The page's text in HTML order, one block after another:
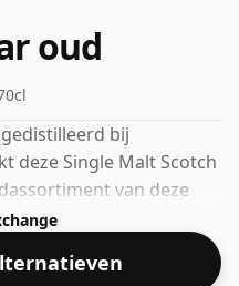
oud
bij
deze Single Malt Scotch
van deze
van deze
van de schaal
consumenten er